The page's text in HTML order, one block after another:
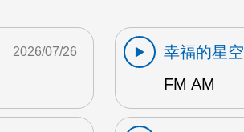
2026/07/26
幸福的星空
FM AM